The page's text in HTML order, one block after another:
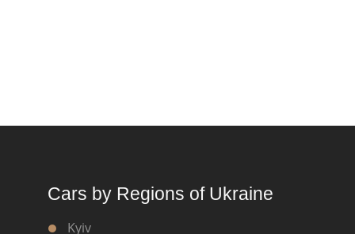
Cars by Regions of Ukraine
Kyiv